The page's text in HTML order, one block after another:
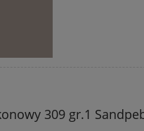
309 gr.1